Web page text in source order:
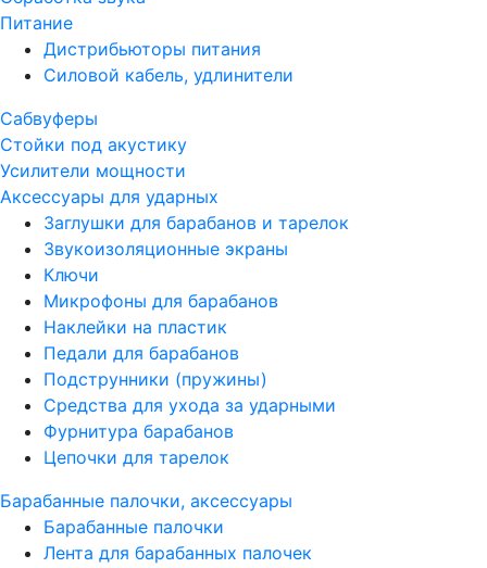
Питание
Дистрибьюторы питания
Силовой кабель, удлинители
Сабвуферы
Стойки под акустику
Усилители мощности
Аксессуары для ударных
Заглушки для барабанов и тарелок
Звукоизоляционные экраны
Ключи
Микрофоны для барабанов
Наклейки на пластик
Педали для барабанов
Подструнники (пружины)
Средства для ухода за ударными
Фурнитура барабанов
Цепочки для тарелок
Барабанные палочки, аксессуары
Барабанные палочки
Лента для барабанных палочек